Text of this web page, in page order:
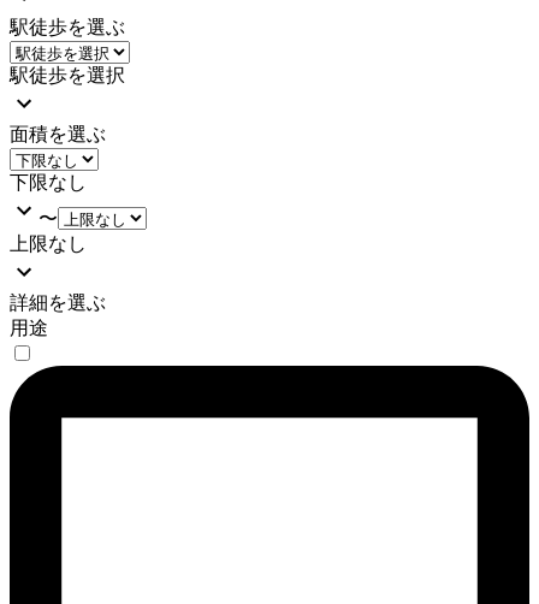
駅徒歩を選ぶ
駅徒歩を選択
面積を選ぶ
下限なし
〜
上限なし
詳細を選ぶ
用途